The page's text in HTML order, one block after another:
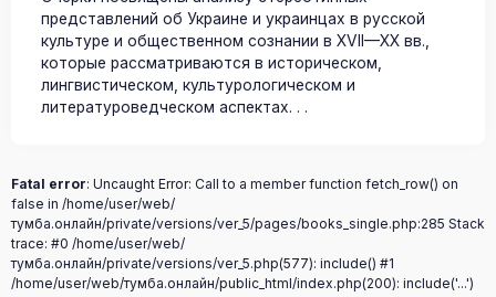
представлений об Украине и украинцах в русской
культуре и общественном сознании в XVII—XX вв.,
которые рассматриваются в историческом,
лингвистическом, культурологическом и
литературоведческом аспектах. . .
Fatal error: Uncaught Error: Call to a member function fetch_row() on
false in /home/user/web/
тумба.онлайн/private/versions/ver_5/pages/books_single.php:285 Stack
trace: #0 /home/user/web/
тумба.онлайн/private/versions/ver_5.php(577): include() #1
/home/user/web/тумба.онлайн/public_html/index.php(200): include('...')